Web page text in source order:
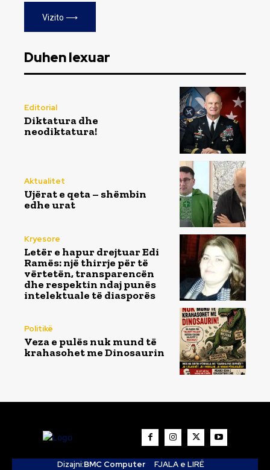
Vizito ⟶
Duhen lexuar
Editorial
Diktatura dhe
neodiktatura!
Aktualitet
Ujërat e qeta – shëmbin
edhe urat
Kryesore
Letër e hapur drejtuar Edi
Ramës: një thirrje për të
vërtetën, transparencën
dhe respektin ndaj punës
intelektuale të diasporës
Politikë
Veza e pulës nuk mund të
krahasohet me Dinosaurin
Dizajni:BMC Computer
FJALA e LIRË